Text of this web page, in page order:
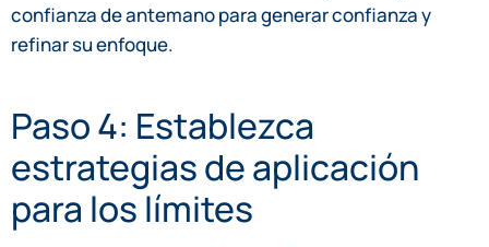
confianza de antemano para generar confianza y
refinar su enfoque.
Paso 4: Establezca
estrategias de aplicación
para los límites